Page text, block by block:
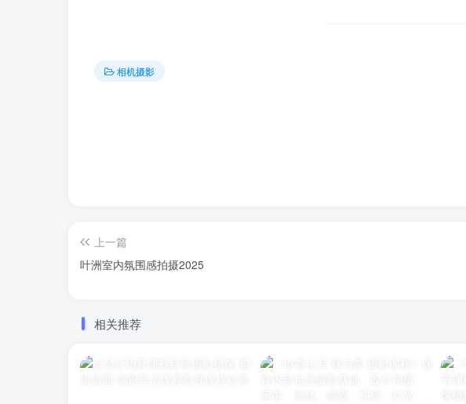
相机摄影
上一篇
叶洲室内氛围感拍摄2025
相关推荐